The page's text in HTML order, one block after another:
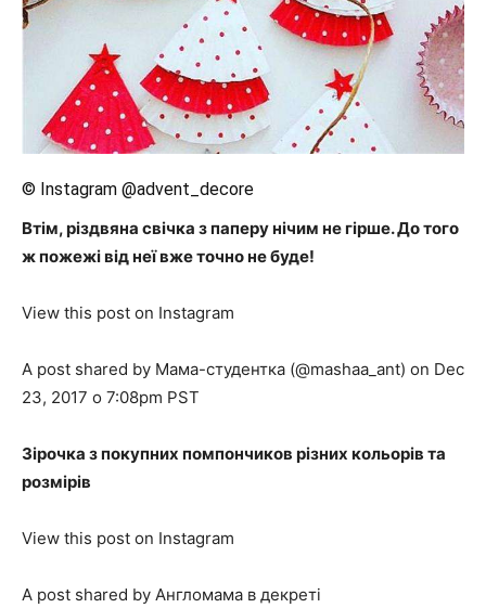
© Instagram @advent_decore
Втім, різдвяна свічка з паперу нічим не гірше. До того
ж пожежі від неї вже точно не буде!
View this post on Instagram
A post shared by Мама-студентка (@mashaa_ant) on Dec
23, 2017 о 7:08pm PST
Зірочка з покупних помпончиков різних кольорів та
розмірів
View this post on Instagram
A post shared by Англомама в декреті